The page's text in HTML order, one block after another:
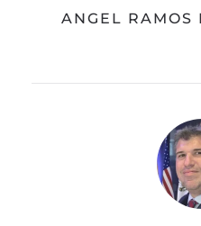
ANGEL RAMOS